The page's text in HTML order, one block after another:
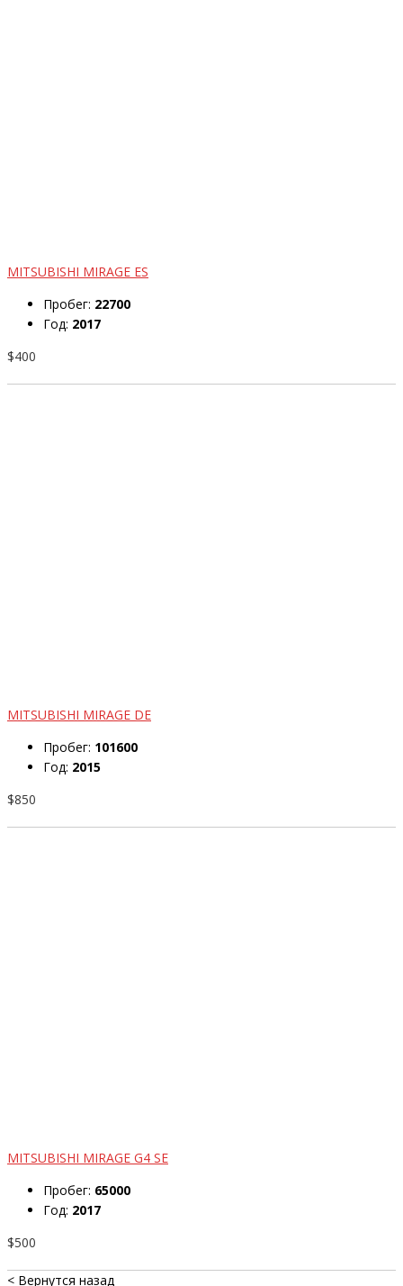
MITSUBISHI MIRAGE ES
Пробег: 22700
Год: 2017
$400
MITSUBISHI MIRAGE DE
Пробег: 101600
Год: 2015
$850
MITSUBISHI MIRAGE G4 SE
Пробег: 65000
Год: 2017
$500
< Вернутся назад